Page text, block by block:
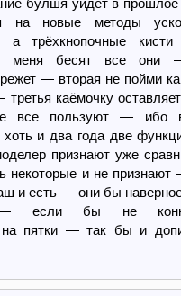
булшя уйдёт в прошлое
на новые методы
а трёхкнопочные кисти
меня бесят все они
— вторая не пойми
третья каёмочку
все пользуют — ибо
хоть и два года две
признают уже
некоторые и не признают
и есть — они бы
— если бы не
на пятки — так бы и